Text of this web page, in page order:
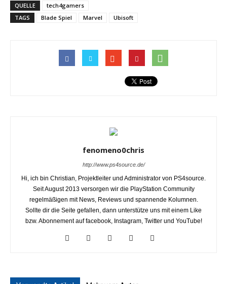
QUELLE
tech4gamers
TAGS
Blade Spiel Marvel Ubisoft
fenomeno0chris
http://www.ps4source.de/
Hi, ich bin Christian, Projektleiter und Administrator von PS4source.
Seit August 2013 versorgen wir die PlayStation Community
regelmäßigen mit News, Reviews und spannende Kolumnen.
Sollte dir die Seite gefallen, dann unterstütze uns mit einem Like
bzw. Abonnement auf facebook, Instagram, Twitter und YouTube!